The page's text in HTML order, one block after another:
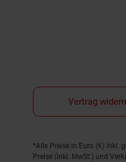
Vertrag
Fußnoten
*Alle Preise in Euro (€) inkl.
Preise (inkl. MwSt.) und